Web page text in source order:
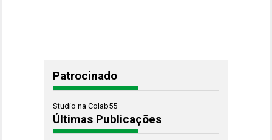
Patrocinado
Studio na Colab55
Últimas Publicações